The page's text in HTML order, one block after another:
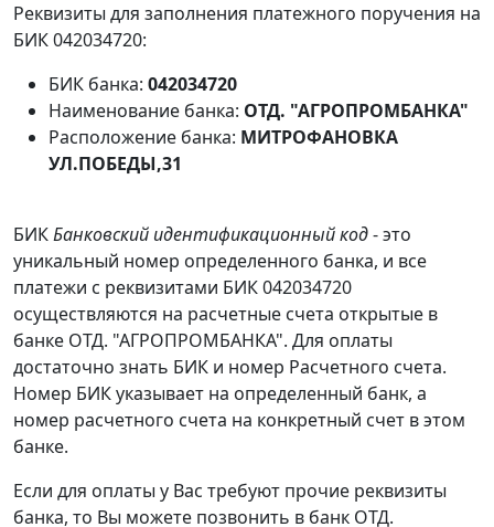
Реквизиты для заполнения платежного поручения на
БИК 042034720:
БИК банка: 042034720
Наименование банка: ОТД. "АГРОПРОМБАНКА"
Расположение банка: МИТРОФАНОВКА
УЛ.ПОБЕДЫ,31
БИКБанковский идентификационный код- это
уникальный номер определенного банка, и все
платежи с реквизитами БИК 042034720
осуществляются на расчетные счета открытые в
банке ОТД. "АГРОПРОМБАНКА". Для оплаты
достаточно знать БИК и номер Расчетного счета.
Номер БИК указывает на определенный банк, а
номер расчетного счета на конкретный счет в этом
банке.
Если для оплаты у Вас требуют прочие реквизиты
банка, то Вы можете позвонить в банк ОТД.